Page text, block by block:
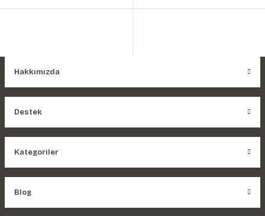
Hakkımızda
Destek
Kategoriler
Blog